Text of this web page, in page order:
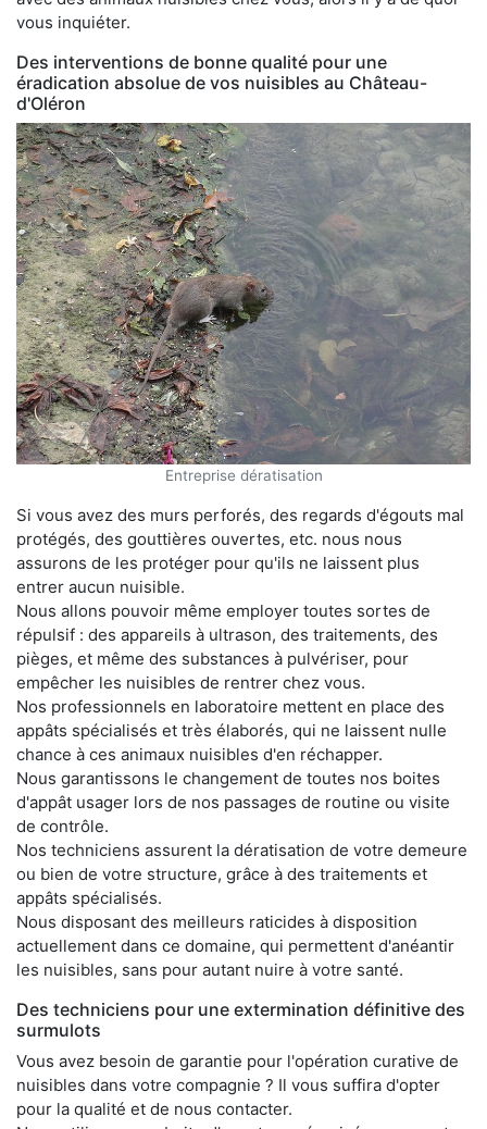
vous inquiéter.
Des interventions de bonne qualité pour une
éradication absolue de vos nuisibles au Château-
d'Oléron
Entreprise dératisation
Si vous avez des murs perforés, des regards d'égouts mal
protégés, des gouttières ouvertes, etc. nous nous
assurons de les protéger pour qu'ils ne laissent plus
entrer aucun nuisible.
Nous allons pouvoir même employer toutes sortes de
répulsif : des appareils à ultrason, des traitements, des
pièges, et même des substances à pulvériser, pour
empêcher les nuisibles de rentrer chez vous.
Nos professionnels en laboratoire mettent en place des
appâts spécialisés et très élaborés, qui ne laissent nulle
chance à ces animaux nuisibles d'en réchapper.
Nous garantissons le changement de toutes nos boites
d'appât usager lors de nos passages de routine ou visite
de contrôle.
Nos techniciens assurent la dératisation de votre demeure
ou bien de votre structure, grâce à des traitements et
appâts spécialisés.
Nous disposant des meilleurs raticides à disposition
actuellement dans ce domaine, qui permettent d'anéantir
les nuisibles, sans pour autant nuire à votre santé.
Des techniciens pour une extermination définitive des
surmulots
Vous avez besoin de garantie pour l'opération curative de
nuisibles dans votre compagnie ? Il vous suffira d'opter
pour la qualité et de nous contacter.